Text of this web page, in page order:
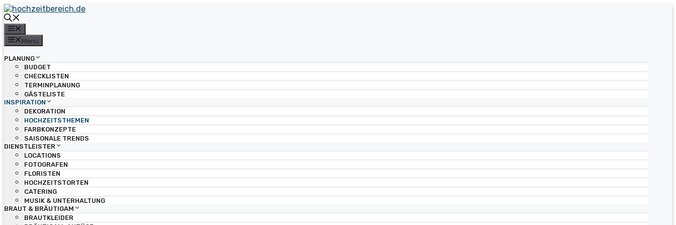
Zum
Inhalt
springen
Menü
PLANUNG
BUDGET
CHECKLISTEN
TERMINPLANUNG
GÄSTELISTE
INSPIRATION
DEKORATION
HOCHZEITSTHEMEN
FARBKONZEPTE
SAISONALE TRENDS
DIENSTLEISTER
LOCATIONS
FOTOGRAFEN
FLORISTEN
HOCHZEITSTORTEN
CATERING
MUSIK & UNTERHALTUNG
BRAUT & BRÄUTIGAM
BRAUTKLEIDER